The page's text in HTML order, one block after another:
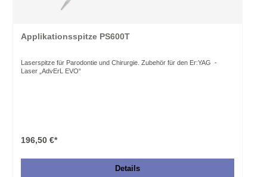
Applikationsspitze PS600T
Laserspitze für Parodontie und Chirurgie. Zubehör für den Er:YAG -
Laser „AdvErL EVO“
196,50 €*
Details